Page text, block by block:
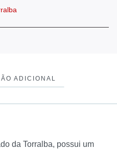
ADICIONAL
da Torralba, possui um